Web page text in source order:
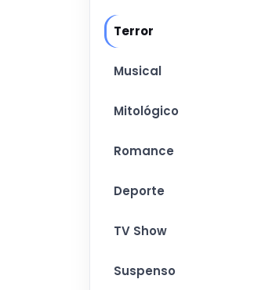
Terror
Musical
Mitológico
Romance
Deporte
TV Show
Suspenso